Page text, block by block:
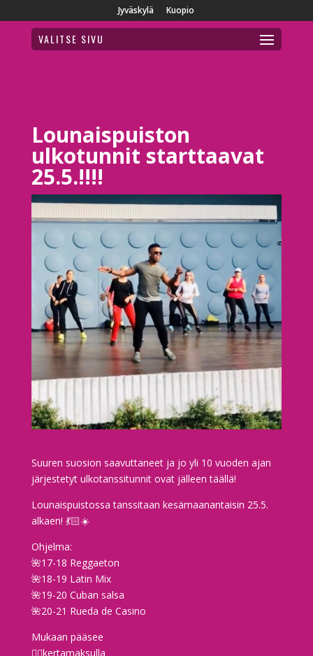
Jyväskylä Kuopio
VALITSE SIVU
Lounaispuiston
ulkotunnit starttaavat
25.5.!!!!
Suuren suosion saavuttaneet ja jo yli 10 vuoden ajan
järjestetyt ulkotanssitunnit ovat jälleen täällä!
Lounaispuistossa tanssitaan kesämaanantaisin 25.5.
alkaen! 💃🏻☀️
Ohjelma:
🌺17-18 Reggaeton
🌺18-19 Latin Mix
🌺19-20 Cuban salsa
🌺20-21 Rueda de Casino
Mukaan pääsee
👉🏼kertamaksulla